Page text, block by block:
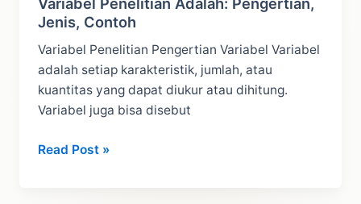
Jenis, Contoh
Variabel Penelitian Pengertian Variabel Variabel
adalah setiap karakteristik, jumlah, atau
kuantitas yang dapat diukur atau dihitung.
Variabel juga bisa disebut
Variabel
Read Post »